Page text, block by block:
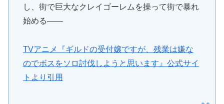
し、街で巨大なクレイゴーレムを操って街で暴れ
始める――
TVアニメ『ギルドの受付嬢ですが、残業は嫌な
のでボスをソロ討伐しようと思います』公式サイ
トより引用